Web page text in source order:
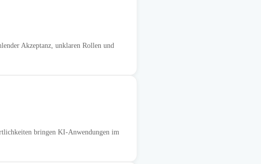
Akzeptanz, unklaren Rollen und
bringen KI-Anwendungen im